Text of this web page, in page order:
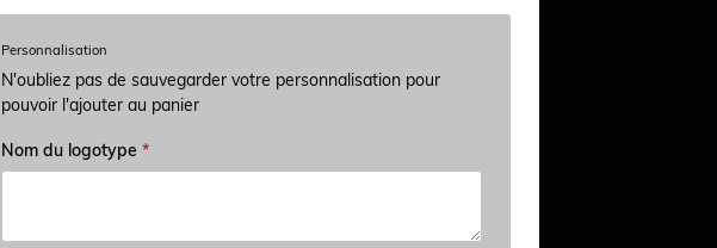
Personnalisation
N'oubliez pas de sauvegarder votre personnalisation pour
pouvoir l'ajouter au panier
Nom du logotype *